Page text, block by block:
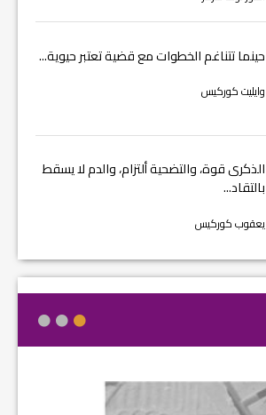
حينما تتناغم الخطوات مع قضية تعتبر حيوية...
وايليت كوركيس
الذكرى قوة، والتضحية ألتزام، والدم لا يسقط
بالتقاد...
يعقوب كوركيس